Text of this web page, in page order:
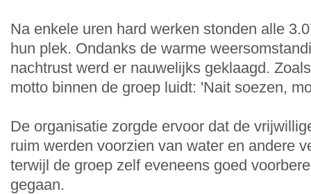
Na enkele uren hard werken stonden alle
hun plek. Ondanks de warme
nachtrust werd er nauwelijks geklaagd.
motto binnen de groep luidt: 'Nait soezen,
De organisatie zorgde ervoor dat de
ruim werden voorzien van water en andere
terwijl de groep zelf eveneens goed
gegaan.